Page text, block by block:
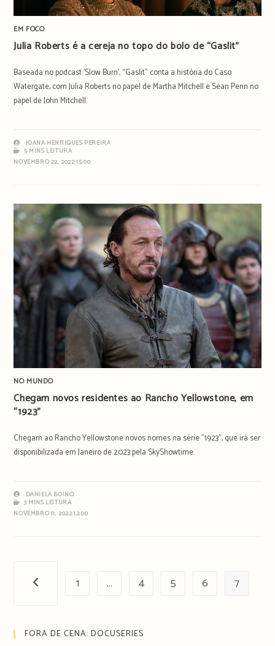
EM FOCO
Julia Roberts é a cereja no topo do bolo de “Gaslit”
Baseada no podcast 'Slow Burn', “Gaslit” conta a história do Caso
Watergate, com Julia Roberts no papel de Martha Mitchell e Sean Penn no
papel de John Mitchell.
JOANA HENRIQUES PEREIRA
5 MINS LEITURA
NOVEMBRO 22, 2022 15:00
NO MUNDO
Chegam novos residentes ao Rancho Yellowstone, em
“1923”
Chegam ao Rancho Yellowstone novos nomes na série "1923", que irá ser
disponibilizada em Janeiro de 2023 pela SkyShowtime.
DANIELA BOINO
3 MINS LEITURA
NOVEMBRO 11, 2022 12:00
Página anterior
1 … 4 5 6 7
FORA DE CENA: DOCUSERIES